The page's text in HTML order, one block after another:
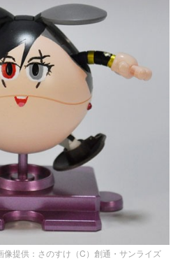
提供：さのすけ（C）創通・サンライズ